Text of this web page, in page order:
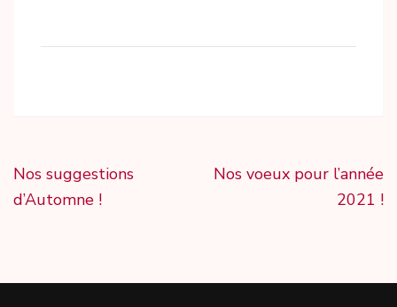
Navigation
de
Nos suggestions
d’Automne !
Nos voeux pour l’année
2021 !